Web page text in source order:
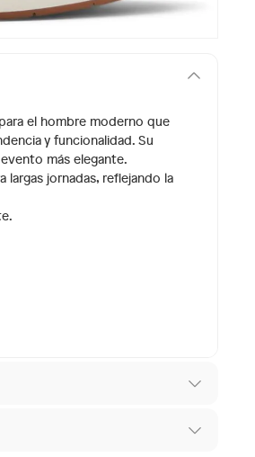
el hombre moderno que
y funcionalidad. Su
más elegante.
jornadas, reflejando la